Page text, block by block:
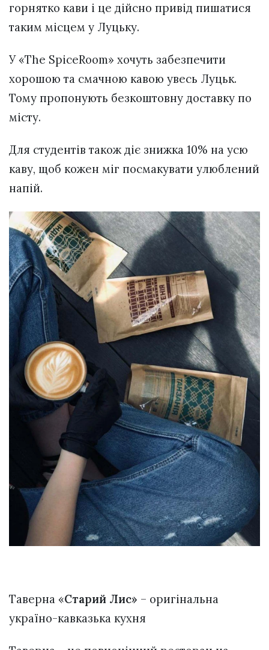
горнятко кави і це дійсно привід пишатися
таким місцем у Луцьку.
У «The SpiceRoom» хочуть забезпечити
хорошою та смачною кавою увесь Луцьк.
Тому пропонують безкоштовну доставку по
місту.
Для студентів також діє знижка 10% на усю
каву, щоб кожен міг посмакувати улюблений
напій.
Таверна «Старий Лис» – оригінальна
україно-кавказька кухня